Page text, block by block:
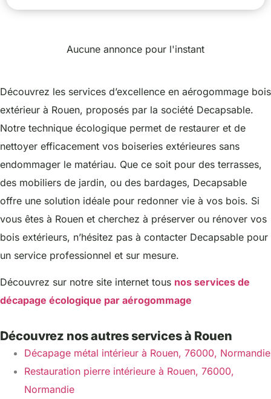
Aucune annonce pour l'instant
Découvrez les services d’excellence en aérogommage bois
extérieur à Rouen, proposés par la société Decapsable.
Notre technique écologique permet de restaurer et de
nettoyer efficacement vos boiseries extérieures sans
endommager le matériau. Que ce soit pour des terrasses,
des mobiliers de jardin, ou des bardages, Decapsable
offre une solution idéale pour redonner vie à vos bois. Si
vous êtes à Rouen et cherchez à préserver ou rénover vos
bois extérieurs, n’hésitez pas à contacter Decapsable pour
un service professionnel et sur mesure.
Découvrez sur notre site internet tous nos services de
décapage écologique par aérogommage
Découvrez nos autres services à Rouen
Décapage métal intérieur à Rouen, 76000, Normandie
Restauration pierre intérieure à Rouen, 76000,
Normandie